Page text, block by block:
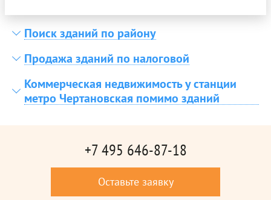
Поиск зданий по району
Продажа зданий по налоговой
Коммерческая недвижимость у станции
метро Чертановская помимо зданий
+7 495 646-87-18
Оставьте заявку